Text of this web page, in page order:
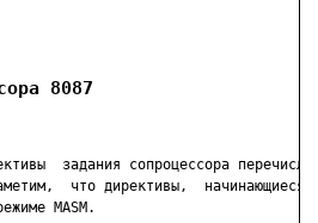
8087
задания сопроцессора
что директивы,  начинающиеся
MASM.